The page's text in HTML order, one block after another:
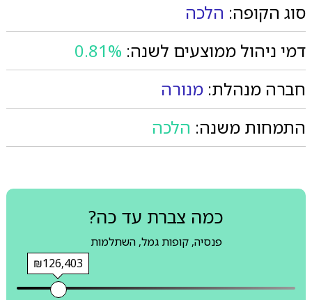
סוג הקופה: הלכה
דמי ניהול ממוצעים לשנה: 0.81%
חברה מנהלת: מנורה
התמחות משנה: הלכה
כמה צברת עד כה?
פנסיה, קופות גמל, השתלמות
₪126,403